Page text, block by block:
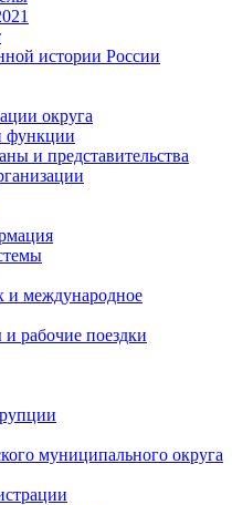
истории России
округа
функции
и представительства
и международное
рабочие поездки
муниципального округа